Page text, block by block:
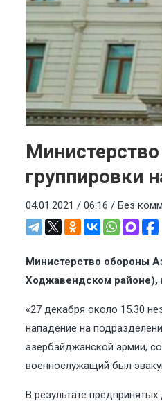
группировки
04.01.2021 / 06:16 / Без
Министерство обороны
Ходжавендском районе),
«27 декабря около 15.30
нападение на
азербайджанской армии,
военнослужащий был
В результате